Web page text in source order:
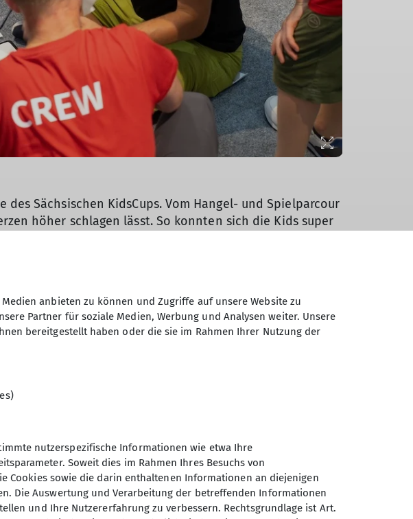
Sächsischen KidsCups. Vom Hangel- und Spielparcour
höher schlagen lässt. So konnten sich die Kids super
Verwirrung, lief dann aber sehr gut. Nebend der hohen
und kreativ.
was an dem heißen Tag dringend nötig war.
anbieten zu können und Zugriffe auf unsere Website zu
Partner für soziale Medien, Werbung und Analysen weiter. Unsere
bereitgestellt haben oder die sie im Rahmen Ihrer Nutzung der
nutzerspezifische Informationen wie etwa Ihre
Soweit dies im Rahmen Ihres Besuchs von
Cookies sowie die darin enthaltenen Informationen an diejenigen
Die Auswertung und Verarbeitung der betreffenden Informationen
und Ihre Nutzererfahrung zu verbessern. Rechtsgrundlage ist Art.